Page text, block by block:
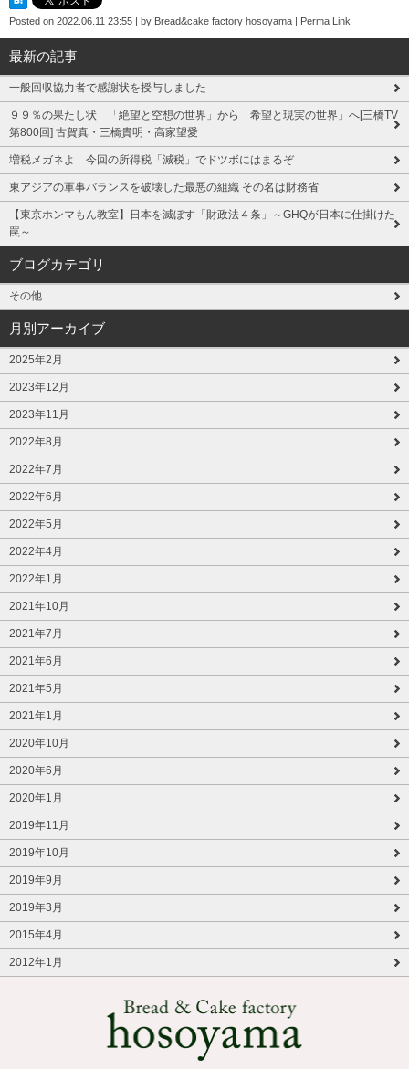
Posted on 2022.06.11 23:55 by Bread&cake factory hosoyama Perma Link
最新の記事
一般回収協力者で感謝状を授与しました
９９％の果たし状 「絶望と空想の世界」から「希望と現実の世界」へ[三橋TV
第800回] 古賀真・三橋貴明・高家望愛
増税メガネよ 今回の所得税「減税」でドツボにはまるぞ
東アジアの軍事バランスを破壊した最悪の組織 その名は財務省
【東京ホンマもん教室】日本を滅ぼす「財政法４条」～GHQが日本に仕掛けた
罠～
ブログカテゴリ
その他
月別アーカイブ
2025年2月
2023年12月
2023年11月
2022年8月
2022年7月
2022年6月
2022年5月
2022年4月
2022年1月
2021年10月
2021年7月
2021年6月
2021年5月
2021年1月
2020年10月
2020年6月
2020年1月
2019年11月
2019年10月
2019年9月
2019年3月
2015年4月
2012年1月